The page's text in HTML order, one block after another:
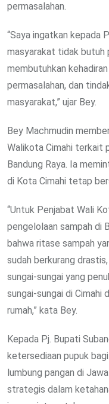
permasalahan.
“Saya ingatkan kepada
masyarakat tidak butuh
membutuhkan
permasalahan, dan
masyarakat,” ujar Bey.
Bey Machmudin
Walikota Cimahi terkait
Bandung Raya. Ia
di Kota Cimahi tetap
“Untuk Penjabat Wali
pengelolaan sampah di
bahwa ritase sampah
sudah berkurang
sungai-sungai yang
sungai-sungai di Cimahi
rumah,” kata Bey.
Kepada Pj. Bupati
ketersediaan pupuk
lumbung pangan di
strategis dalam